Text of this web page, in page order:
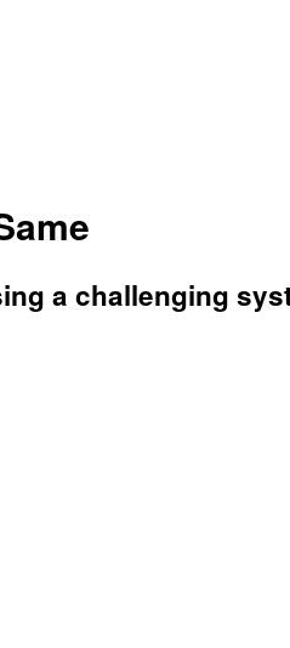
a challenging